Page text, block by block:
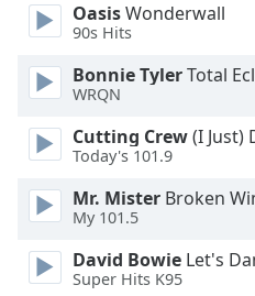
Background
Area
Background
OasisWonderwall
90s Hits
Bonnie TylerTotal
WRQN
Cutting Crew(I Just)
Today's 101.9
Mr. Mister Broken
My 101.5
David Bowie Let's
Super Hits K95